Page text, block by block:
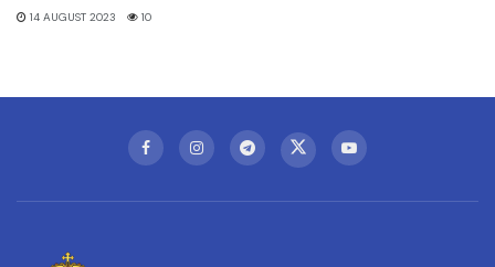
14 AUGUST 2023 10